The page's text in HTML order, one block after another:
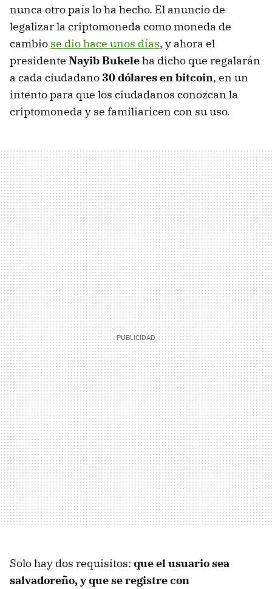
nunca otro país lo ha hecho. El anuncio de
legalizar la criptomoneda como moneda de
cambio se dio hace unos días, y ahora el
presidente Nayib Bukeleha dicho que regalarán
a cada ciudadano30 dólares en bitcoin, en un
intento para que los ciudadanos conozcan la
criptomoneda y se familiaricen con su uso.
Solo hay dos requisitos: que el usuario sea
salvadoreño, y que se registre con